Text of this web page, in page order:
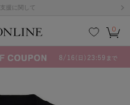
援に関して
お気
に入
カー
ト
0